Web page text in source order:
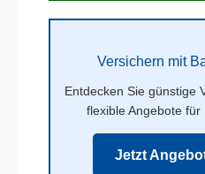
Versichern mit
Entdecken Sie günstige
flexible Angebote für
Jetzt